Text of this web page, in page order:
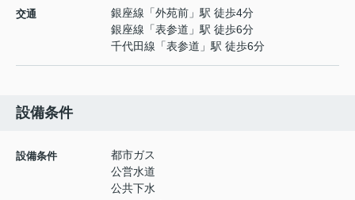
交通 銀座線 「外苑前 」駅 徒歩4分
銀座線 「表参道 」駅 徒歩6分
千代田線 「表参道 」駅 徒歩6分
設備条件
設備条件
都市ガス
公営水道
公共下水